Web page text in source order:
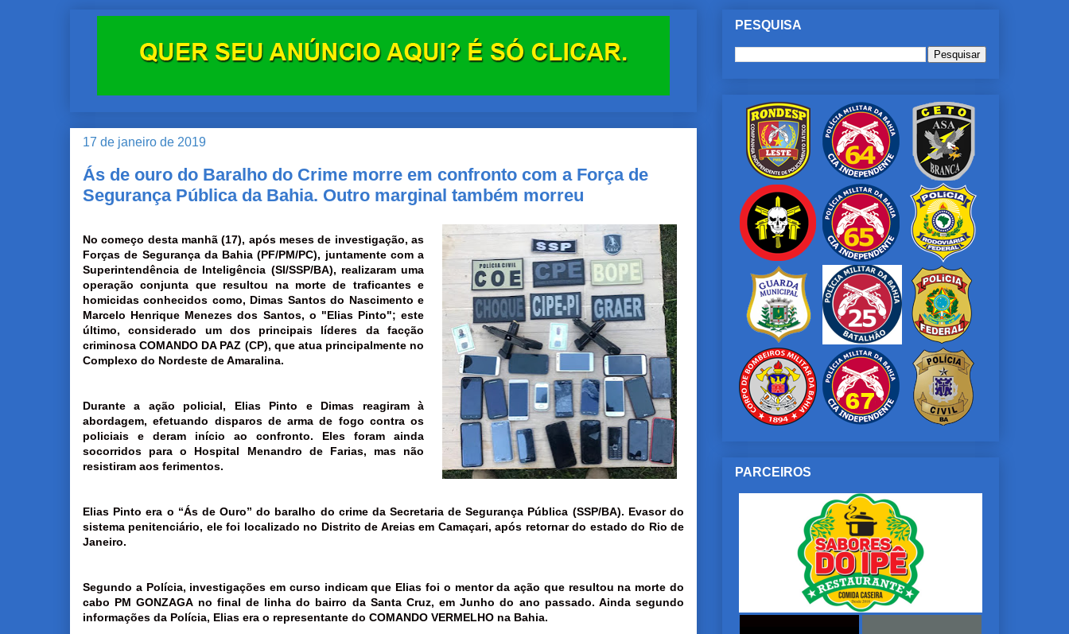
17 de janeiro de 2019
Ás de ouro do Baralho do Crime morre em confronto com a Força de
Segurança Pública da Bahia. Outro marginal também morreu
No começo desta manhã (17), após meses de investigação, as
Forças de Segurança da Bahia (PF/PM/PC), juntamente com a
Superintendência de Inteligência (SI/SSP/BA), realizaram uma
operação conjunta que resultou na morte de traficantes e
homicidas conhecidos como, Dimas Santos do Nascimento e
Marcelo Henrique Menezes dos Santos, o "Elias Pinto"; este
último, considerado um dos principais líderes da facção
criminosa COMANDO DA PAZ (CP), que atua principalmente no
Complexo do Nordeste de Amaralina.
Durante a ação policial, Elias Pinto e Dimas reagiram à
abordagem, efetuando disparos de arma de fogo contra os
policiais e deram início ao confronto. Eles foram ainda
socorridos para o Hospital Menandro de Farias, mas não
resistiram aos ferimentos.
Elias Pinto era o “Ás de Ouro” do baralho do crime da Secretaria de Segurança Pública (SSP/BA). Evasor do
sistema penitenciário, ele foi localizado no Distrito de Areias em Camaçari, após retornar do estado do Rio de
Janeiro.
Segundo a Polícia, investigações em curso indicam que Elias foi o mentor da ação que resultou na morte do
cabo PM GONZAGA no final de linha do bairro da Santa Cruz, em Junho do ano passado. Ainda segundo
informações da Polícia, Elias era o representante do COMANDO VERMELHO na Bahia.
PESQUISA
PARCEIROS